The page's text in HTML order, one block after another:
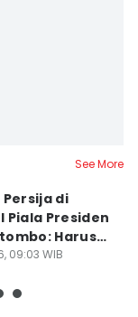
See More
Persija di
Piala Presiden
Harus
09:03 WIB